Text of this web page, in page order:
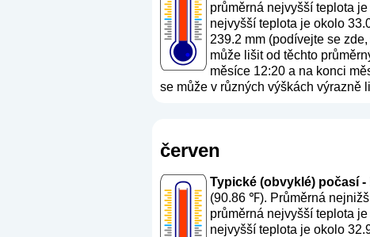
průměrná nejvyšší teplota
nejvyšší teplota je okolo
239.2 mm (podívejte se
může lišit od těchto
měsíce 12:20 a na konci
se může v různých výškách výrazně
červen
Typické (obvyklé) počasí
(90.86 ℉). Průměrná
průměrná nejvyšší teplota
nejvyšší teplota je okolo